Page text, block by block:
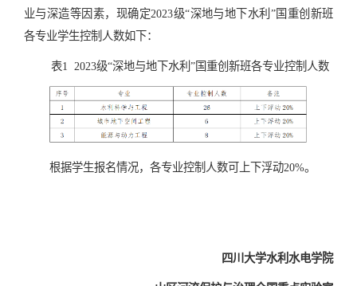
业与深造等因素， 现确定2023级“深地与地下水利”国重创新班
各专业学生控制人数如下：
表1 2023级“深地与地下水利”国重创新班各专业控制人数
根据学生报名情况，各专业控制人数可上下浮动20%。
四川大学水利水电学院